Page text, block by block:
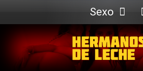
Sexo
Webcam